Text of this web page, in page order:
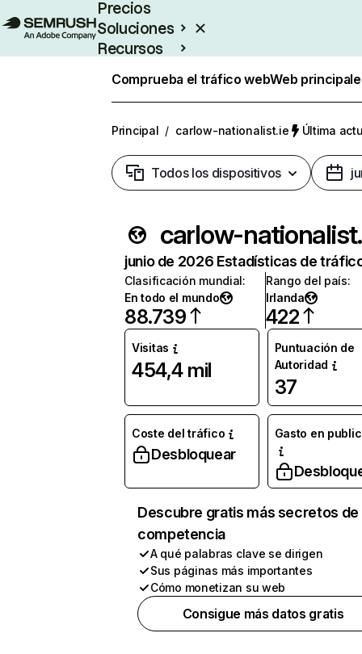
Precios
Soluciones
Recursos
Comprueba el tráfico webWeb
Principal / carlow-nationalist.ie Última
Todos los dispositivos
junio de 2026 Estadísticas de
Clasificación mundial:
En todo el mundo
88.739
Rango del país:
Irlanda
422
Visitas
454,4 mil
Puntuación de
Autoridad
37
Coste del tráfico
Desbloquear
Gasto en
Descubre gratis más secretos de
competencia
A qué palabras clave se dirigen
Sus páginas más importantes
Cómo monetizan su web
Consigue más datos gratis